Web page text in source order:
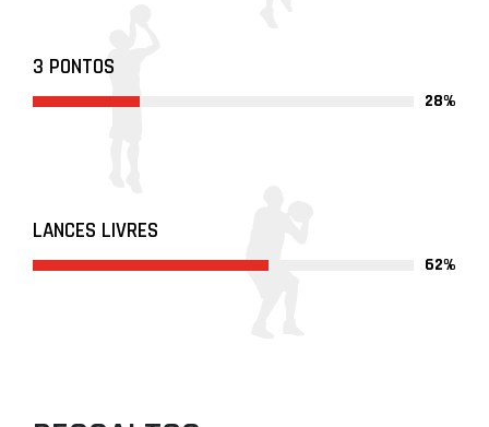
3 PONTOS
28%
LANCES LIVRES
62%